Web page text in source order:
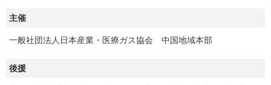
産業ガス・医療ガスについて
協会案内
主催
一般社団法人日本産業・医療ガス協会 中国地域本部
後援